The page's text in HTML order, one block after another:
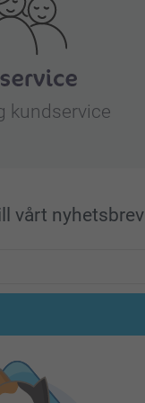
kundservice
vårt nyhetsbrev